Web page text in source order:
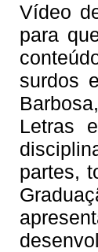
Vídeo
para
surdos
Letras
partes,